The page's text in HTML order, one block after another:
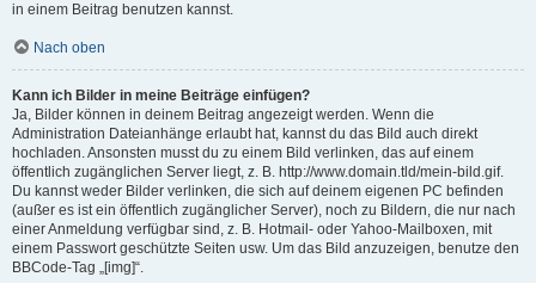
in einem Beitrag benutzen kannst.
Nach oben
Kann ich Bilder in meine Beiträge einfügen?
Ja, Bilder können in deinem Beitrag angezeigt werden. Wenn die
Administration Dateianhänge erlaubt hat, kannst du das Bild auch direkt
hochladen. Ansonsten musst du zu einem Bild verlinken, das auf einem
öffentlich zugänglichen Server liegt, z. B. http://www.domain.tld/mein-bild.gif.
Du kannst weder Bilder verlinken, die sich auf deinem eigenen PC befinden
(außer es ist ein öffentlich zugänglicher Server), noch zu Bildern, die nur nach
einer Anmeldung verfügbar sind, z. B. Hotmail- oder Yahoo-Mailboxen, mit
einem Passwort geschützte Seiten usw. Um das Bild anzuzeigen, benutze den
BBCode-Tag „[img]“.